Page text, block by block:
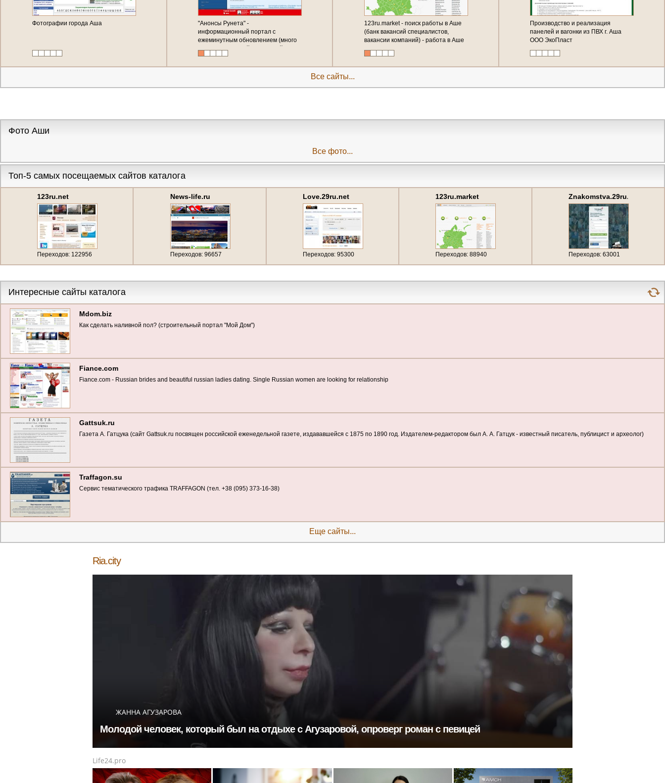
Фотографии города Аша
"Анонсы Рунета" -
информационный портал с
ежеминутным обновлением (много
заметок, новостей, различной
информации, большое покрытие
самых популярных
123ru.market - поиск работы в Аше
(банк вакансий специалистов,
вакансии компаний) - работа в Аше
Производство и реализация
панелей и вагонки из ПВХ г. Аша
ООО ЭкоПласт
Все сайты...
Фото Аши
Все фото...
Топ-5 самых посещаемых сайтов каталога
123ru.net
Переходов: 122956
News-life.ru
Переходов: 96657
Love.29ru.net
Переходов: 95300
123ru.market
(работа)
Переходов: 88940
Znakomstva.29ru.net
Переходов: 63001
Интересные сайты каталога
Mdom.biz
Как сделать наливной пол? (строительный портал "Мой Дом")
Fiance.com
Fіance.com - Russіan brіdes and beautіful russіan ladіes datіng. Sіngle Russіan women are lookіng for relatіonshіp
Gattsuk.ru
Газета A. Гатцука (сайт Gattsuk.ru посвящен российской еженедельной газете, издававшейся с 1875 по 1890 год. Издателем-редактором был А. А. Гатцук - известный писатель, публицист и археолог)
Traffagon.su
Сервис тематического трафика TRAFFAGON (тел. +38 (095) 373-16-38)
Еще сайты...
Ria.city
ЖАННА АГУЗАРОВА
Молодой человек, который был на отдыхе с Агузаровой, опроверг роман с певицей
Life24.pro